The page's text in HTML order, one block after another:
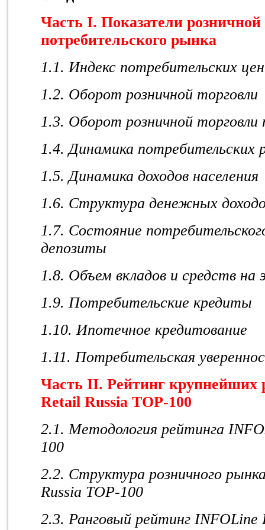
Часть I. Показатели розничной
потребительского рынка
1.1. Индекс потребительских цен
1.2. Оборот розничной торговли
1.3. Оборот розничной торговли
1.4. Динамика потребительских
1.5. Динамика доходов населения
1.6. Структура денежных
1.7. Состояние
депозиты
1.8. Объем вкладов и средств на
1.9. Потребительские кредиты
1.10. Ипотечное кредитование
1.11. Потребительская
Часть II. Рейтинг крупнейших
Retail Russia TOP-100
2.1. Методология рейтинга
100
2.2. Структура розничного
Russia TOP-100
2.3. Ранговый рейтинг INFOLine